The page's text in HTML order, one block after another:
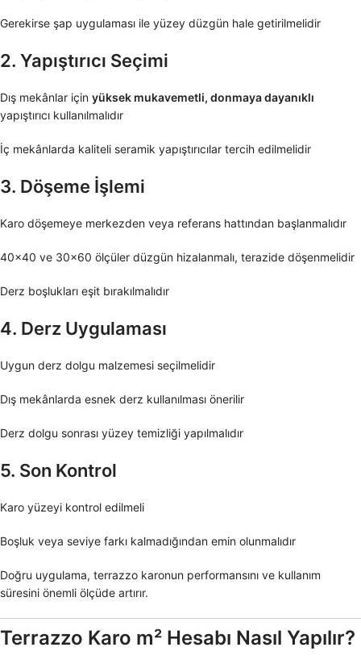
Gerekirse şap uygulaması ile yüzey düzgün hale getirilmelidir
2. Yapıştırıcı Seçimi
Dış mekânlar için yüksek mukavemetli, donmaya dayanıklı
yapıştırıcı kullanılmalıdır
İç mekânlarda kaliteli seramik yapıştırıcılar tercih edilmelidir
3. Döşeme İşlemi
Karo döşemeye merkezden veya referans hattından başlanmalıdır
40×40 ve 30×60 ölçüler düzgün hizalanmalı, terazide döşenmelidir
Derz boşlukları eşit bırakılmalıdır
4. Derz Uygulaması
Uygun derz dolgu malzemesi seçilmelidir
Dış mekânlarda esnek derz kullanılması önerilir
Derz dolgu sonrası yüzey temizliği yapılmalıdır
5. Son Kontrol
Karo yüzeyi kontrol edilmeli
Boşluk veya seviye farkı kalmadığından emin olunmalıdır
Doğru uygulama, terrazzo karonun performansını ve kullanım
süresini önemli ölçüde artırır.
Terrazzo Karo m² Hesabı Nasıl Yapılır?